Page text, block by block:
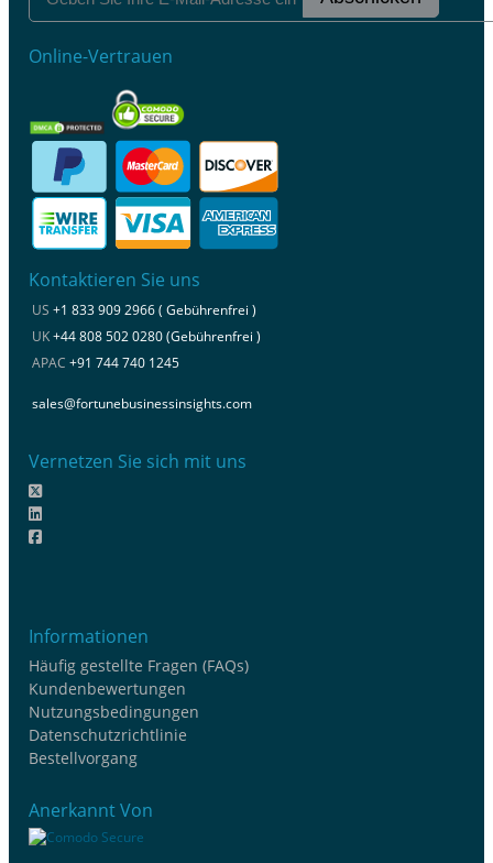
Online-Vertrauen
Kontaktieren Sie uns
US +1 833 909 2966 ( Gebührenfrei )
UK+44 808 502 0280 (Gebührenfrei )
APAC +91 744 740 1245
sales@fortunebusinessinsights.com
Vernetzen Sie sich mit uns
Informationen
Häufig gestellte Fragen (FAQs)
Kundenbewertungen
Nutzungsbedingungen
Datenschutzrichtlinie
Bestellvorgang
Anerkannt Von